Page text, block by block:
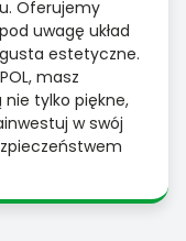
Oferujemy
uwagę układ
estetyczne.
masz
tylko piękne,
w swój